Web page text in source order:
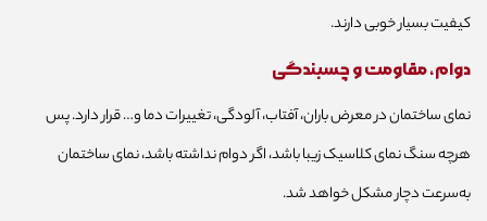
کیفیت بسیار خوبی دارند.
دوام، مقاومت و چسبندگی
نمای ساختمان در معرض باران، آفتاب، آلودگی، تغییرات دما و… قرار دارد. پس
هرچه سنگ نمای کلاسیک زیبا باشد، اگر دوام نداشته باشد، نمای ساختمان
به‌سرعت دچار مشکل خواهد شد.